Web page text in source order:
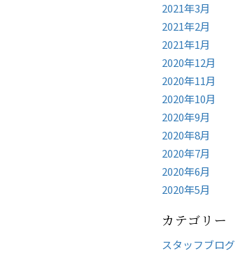
2021年3月
2021年2月
2021年1月
2020年12月
2020年11月
2020年10月
2020年9月
2020年8月
2020年7月
2020年6月
2020年5月
カテゴリー
スタッフブログ